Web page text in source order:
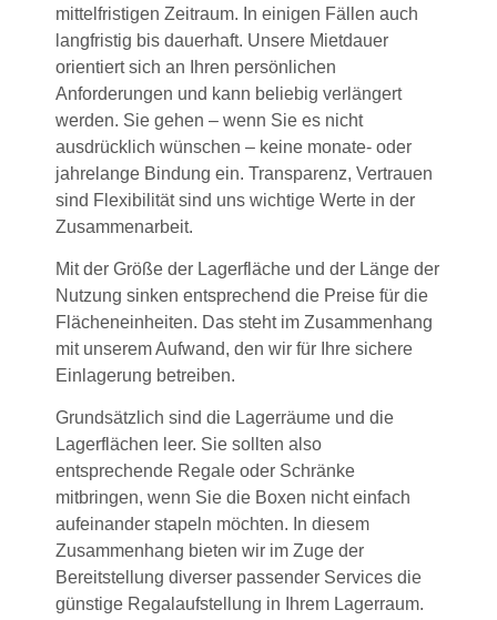
mittelfristigen Zeitraum. In einigen Fällen auch
langfristig bis dauerhaft. Unsere Mietdauer
orientiert sich an Ihren persönlichen
Anforderungen und kann beliebig verlängert
werden. Sie gehen – wenn Sie es nicht
ausdrücklich wünschen – keine monate- oder
jahrelange Bindung ein. Transparenz, Vertrauen
sind Flexibilität sind uns wichtige Werte in der
Zusammenarbeit.
Mit der Größe der Lagerfläche und der Länge der
Nutzung sinken entsprechend die Preise für die
Flächeneinheiten. Das steht im Zusammenhang
mit unserem Aufwand, den wir für Ihre sichere
Einlagerung betreiben.
Grundsätzlich sind die Lagerräume und die
Lagerflächen leer. Sie sollten also
entsprechende Regale oder Schränke
mitbringen, wenn Sie die Boxen nicht einfach
aufeinander stapeln möchten. In diesem
Zusammenhang bieten wir im Zuge der
Bereitstellung diverser passender Services die
günstige Regalaufstellung in Ihrem Lagerraum.